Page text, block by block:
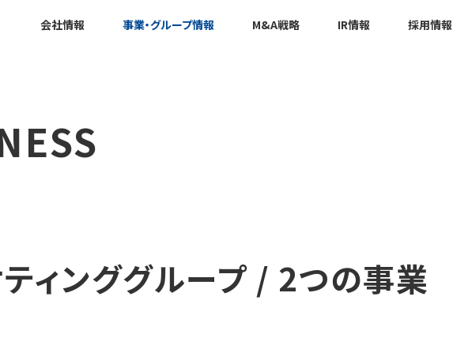
会社情報 事業・グループ情報 M&A戦略 IR情報 採用情報
ティンググループ / 2つの事業